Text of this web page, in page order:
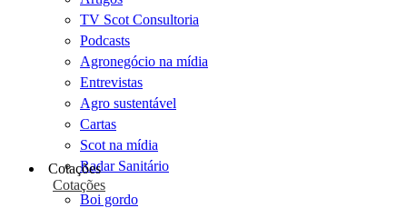
TV Scot Consultoria
Podcasts
Agronegócio na mídia
Entrevistas
Agro sustentável
Cartas
Scot na mídia
Radar Sanitário
Cotações
Cotações
Boi gordo